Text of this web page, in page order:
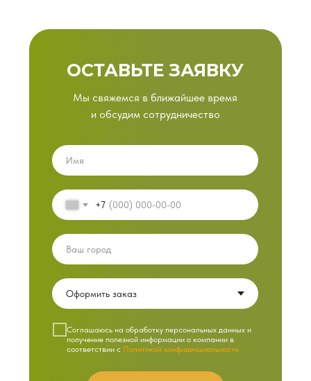
ОСТАВЬТЕ ЗАЯВКУ
Мы свяжемся в ближайшее время
и обсудим сотрудничество
+7
Cоглашаюсь на обработку персональных данных и
получение полезной информации о компании в
соответствии с Политикой конфиденциальности